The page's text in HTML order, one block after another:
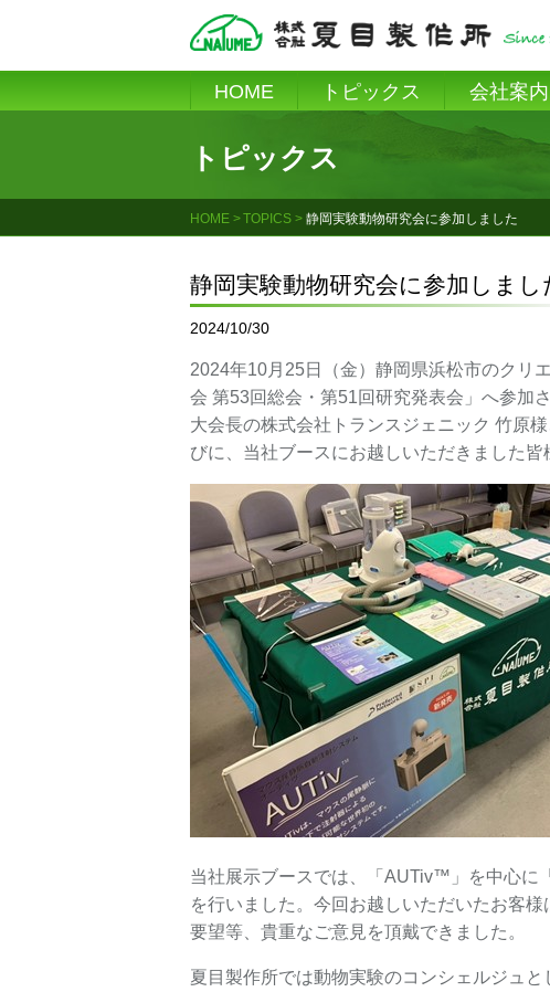
content
HOME トピックス 会社案内
トピックス
HOME TOPICS 静岡実験動物研究会に参加しました
静岡実験動物研究会に参加しまし
2024/10/30
2024年10月25日（金）静岡県浜松市のクリ
会 第53回総会・第51回研究発表会」へ参加
大会長の株式会社トランスジェニック 竹原
びに、当社ブースにお越しいただきました皆
当社展示ブースでは、「AUTiv™」を中心に
を行いました。今回お越しいただいたお客
要望等、貴重なご意見を頂戴できました。
夏目製作所では動物実験のコンシェルジュ